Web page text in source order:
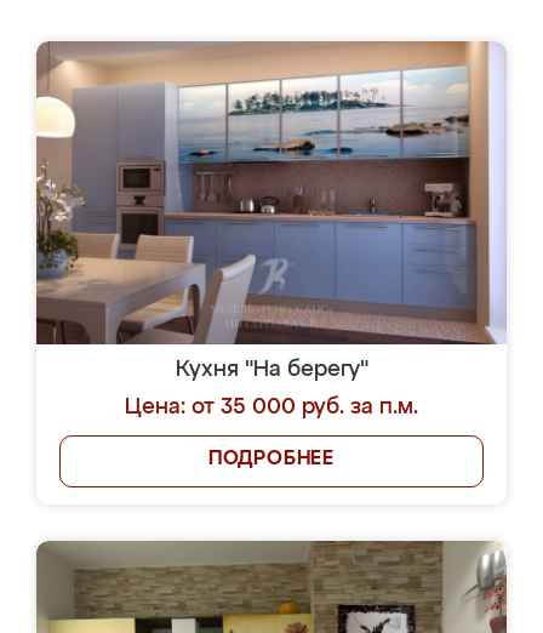
Кухня "На берегу"
Цена: от 35 000 руб. за п.м.
ПОДРОБНЕЕ